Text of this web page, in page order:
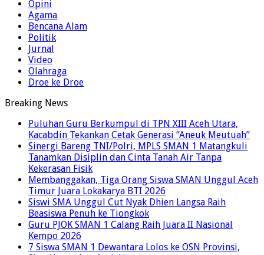
Opini
Agama
Bencana Alam
Politik
Jurnal
Video
Olahraga
Droe ke Droe
Breaking News
Puluhan Guru Berkumpul di TPN XIII Aceh Utara,
Kacabdin Tekankan Cetak Generasi “Aneuk Meutuah”
Sinergi Bareng TNI/Polri, MPLS SMAN 1 Matangkuli
Tanamkan Disiplin dan Cinta Tanah Air Tanpa
Kekerasan Fisik
Membanggakan, Tiga Orang Siswa SMAN Unggul Aceh
Timur Juara Lokakarya BTI 2026
Siswi SMA Unggul Cut Nyak Dhien Langsa Raih
Beasiswa Penuh ke Tiongkok
Guru PJOK SMAN 1 Calang Raih Juara II Nasional
Kempo 2026
7 Siswa SMAN 1 Dewantara Lolos ke OSN Provinsi,